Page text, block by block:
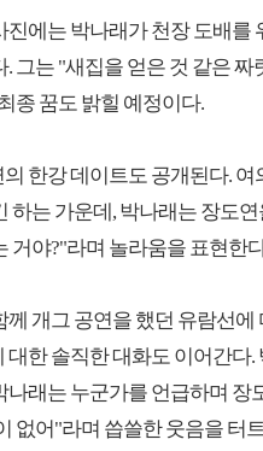
진에는 박나래가 천장 도배
. 그는 "새집을 얻은 것 같은
종 꿈도 밝힐 예정이다.
한강 데이트도 공개된다.
하는 가운데, 박나래는 장도
거야?"라며 놀라움을 표현한
께 개그 공연을 했던 유람선
대한 솔직한 대화도 이어간
나래는 누군가를 언급하며
없어"라며 씁쓸한 웃음을 터